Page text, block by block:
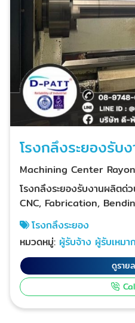
โรงกลึงระยองรับ
Machining Center
โรงกลึงระยองรับงานผลิตด่วน 24ชั่ว
CNC, Fabrication,
รองรับการผลิต 24 ชั่วโมง !! D-PATT โรงกลึงระยอง ผู้
เชี่ยวชาญในการแปรรูปโลหะ
ลิ่งCNC งานกัดโลหะด้วย
ตัดไวร์คัท งานเจาะรู งานไส
เชื่อมประกอบเหล็ก-สแตนเ
อะไหล่เครื่องจักร ชิ้นส่วนอะ
โรงกลึงระยอง
หมวดหมู่: ผู้รับจ้าง ผู้รับเหมา
ดูราย